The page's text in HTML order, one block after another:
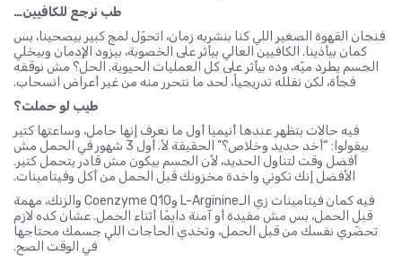
طب نرجع للكافيين…
فنجان القهوة الصغير اللي كنا بنشربه زمان، اتحوّل لمج كبير بيصحينا، بس
كمان بيأذينا. الكافيين العالي بيأثر على الخصوبة، بيزود الإدمان وبيخلي
الجسم يطرد ميّه، وده بيأثر على كل العمليات الحيوية. الحل؟ مش نوقفه
فجأة، لكن نقلله تدريجياً، لحد ما نتحرر منه من غير أعراض انسحاب.
طيب لو حملت؟
فيه حالات بتظهر عندها أنيميا أول ما نعرف إنها حامل، وساعتها كتير
بيقولوا: “أخد حديد وخلاص؟” الحقيقة لأ. أول 3 شهور في الحمل مش
أفضل وقت لتناول الحديد، لأن الجسم بيكون مش قادر يتحمل كتير.
الأفضل إنك تكوني واخدة مخزونك قبل الحمل من أكل وفيتامينات.
فيه كمان فيتامينات زي الـL-Arginine وCoenzyme Q10 والزنك، مهمة
قبل الحمل، بس مش مفيدة أو آمنة دايمًا أثناء الحمل. عشان كده لازم
تحضّري نفسك من قبل الحمل، وتخدي الحاجات اللي جسمك محتاجها
في الوقت الصح.